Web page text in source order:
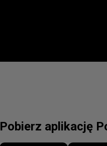
Pobierz aplikację